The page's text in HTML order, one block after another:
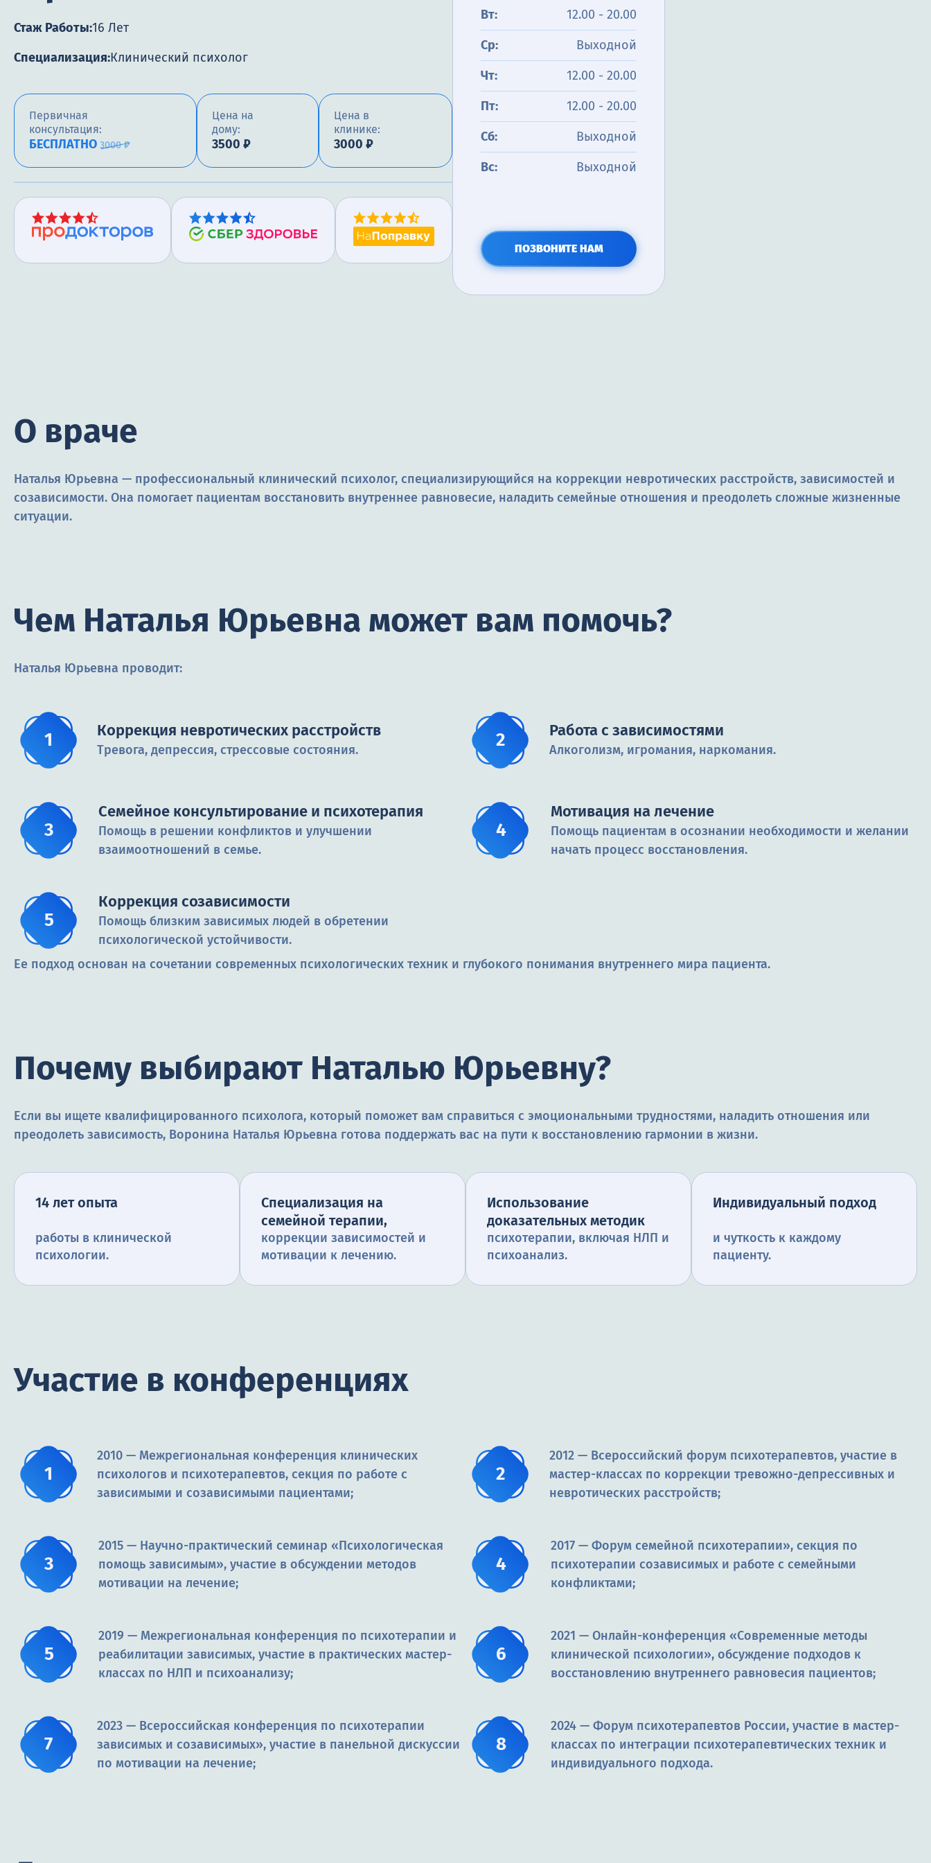
Стаж Работы:16 Лет
Специализация:Клинический психолог
Первичная
консультация:
БЕСПЛАТНО 3000 ₽
Цена на
дому:
3500 ₽
Цена в
клинике:
3000 ₽
Вт:
12.00 - 20.00
Ср:
Выходной
Чт:
12.00 - 20.00
Пт:
12.00 - 20.00
Сб:
Выходной
Вс:
Выходной
ПОЗВОНИТЕ НАМ
О враче
Наталья Юрьевна — профессиональный клинический психолог, специализирующийся на коррекции невротических расстройств, зависимостей и
созависимости. Она помогает пациентам восстановить внутреннее равновесие, наладить семейные отношения и преодолеть сложные жизненные
ситуации.
Чем Наталья Юрьевна может вам помочь?
Наталья Юрьевна проводит:
Коррекция невротических расстройств
Тревога, депрессия, стрессовые состояния.
Работа с зависимостями
Алкоголизм, игромания, наркомания.
Семейное консультирование и психотерапия
Помощь в решении конфликтов и улучшении
взаимоотношений в семье.
Мотивация на лечение
Помощь пациентам в осознании необходимости и желании
начать процесс восстановления.
Коррекция созависимости
Помощь близким зависимых людей в обретении
психологической устойчивости.
Ее подход основан на сочетании современных психологических техник и глубокого понимания внутреннего мира пациента.
Почему выбирают Наталью Юрьевну?
Если вы ищете квалифицированного психолога, который поможет вам справиться с эмоциональными трудностями, наладить отношения или
преодолеть зависимость, Воронина Наталья Юрьевна готова поддержать вас на пути к восстановлению гармонии в жизни.
14 лет опыта
работы в клинической
психологии.
Специализация на
семейной терапии,
коррекции зависимостей и
мотивации к лечению.
Использование
доказательных методик
психотерапии, включая НЛП и
психоанализ.
Индивидуальный подход
и чуткость к каждому
пациенту.
Участие в конференциях
2010 — Межрегиональная конференция клинических
психологов и психотерапевтов, секция по работе с
зависимыми и созависимыми пациентами;
2012 — Всероссийский форум психотерапевтов, участие в
мастер-классах по коррекции тревожно-депрессивных и
невротических расстройств;
2015 — Научно-практический семинар «Психологическая
помощь зависимым», участие в обсуждении методов
мотивации на лечение;
2017 — Форум семейной психотерапии», секция по
психотерапии созависимых и работе с семейными
конфликтами;
2019 — Межрегиональная конференция по психотерапии и
реабилитации зависимых, участие в практических мастер-
классах по НЛП и психоанализу;
2021 — Онлайн-конференция «Современные методы
клинической психологии», обсуждение подходов к
восстановлению внутреннего равновесия пациентов;
2023 — Всероссийская конференция по психотерапии
зависимых и созависимых», участие в панельной дискуссии
по мотивации на лечение;
2024 — Форум психотерапевтов России, участие в мастер-
классах по интеграции психотерапевтических техник и
индивидуального подхода.